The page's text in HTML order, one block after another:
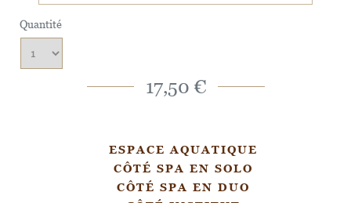
Quantité
17,50 €
ESPACE AQUATIQUE
CÔTÉ SPA EN SOLO
CÔTÉ SPA EN DUO